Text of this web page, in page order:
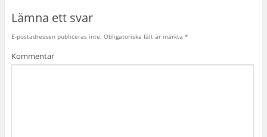
Lämna ett svar
E-postadressen publiceras inte. Obligatoriska fält är märkta *
Kommentar